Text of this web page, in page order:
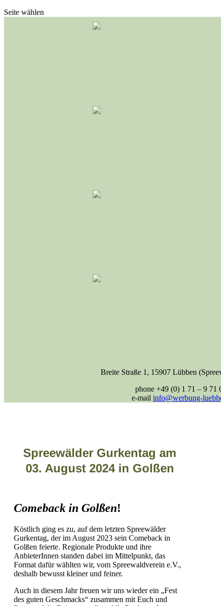
Seite wählen
Breite Straße 1, 15907 Lübben
phone +49 (0) 1 71 – 9 71
e-mail info@werbung-
Spreewälder Gurkentagam
03. August 2024 in Golßen
Comeback in Golßen!
Köstlich ging es zu, auf dem letzten Spreewälder
Gurkentag, der im August 2023 sein Comeback in
Golßen feierte. Regionale Produkte und ihre
AnbieterInnen standen dabei im Mittelpunkt, das
Format dafür wählten wir, vom Spreewaldverein e.V.,
deshalb bewusst kleiner und feiner.
Auch in diesem Jahr freuen wir uns wieder ein „Fest
des guten Geschmacks“ zusammen mit Euch und